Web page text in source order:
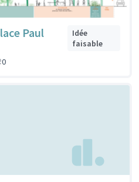
Paul
Idée
faisable
0